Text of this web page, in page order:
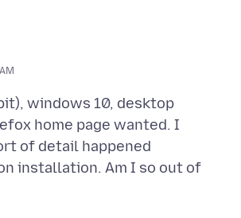
windows 10, desktop
home page wanted. I
of detail happened
installation. Am I so out of